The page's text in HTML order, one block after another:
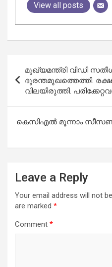
View all posts
navigation
മുഖ്യമന്ത്രി വിഡി
ദുരന്തമുഖത്തെത്തി.
വിലയിരുത്തി.
കെസിഎൽ മൂന്നാം
Leave a Reply
Your email address will not
are marked *
Comment *